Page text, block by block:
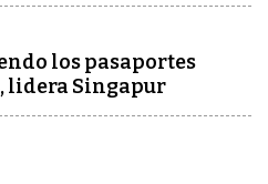
los pasaportes
lidera Singapur